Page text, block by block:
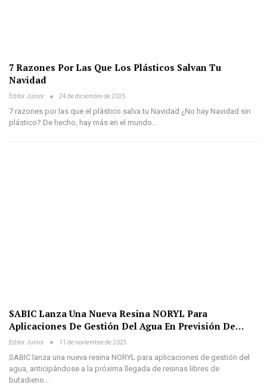
7 Razones Por Las Que Los Plásticos Salvan Tu
Navidad
Editor Junior 24 de diciembre de 2025
7 razones por las que el plástico salva tu Navidad ¿No hay Navidad sin
plástico? De hecho, hay más en el mundo…
SABIC Lanza Una Nueva Resina NORYL Para
Aplicaciones De Gestión Del Agua En Previsión De…
Editor Junior 11 de noviembre de 2025
SABIC lanza una nueva resina NORYL para aplicaciones de gestión del
agua, anticipándose a la próxima llegada de resinas libres de
butadieno…